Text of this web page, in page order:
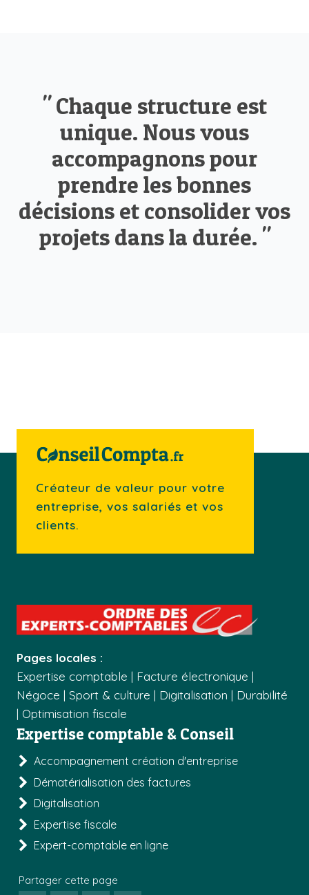
" Chaque structure est
unique. Nous vous
accompagnons pour
prendre les bonnes
décisions et consolider vos
projets dans la durée. "
Créateur de valeur pour votre
entreprise, vos salariés et vos
clients.
Pages locales :
Expertise comptable | Facture électronique |
Négoce | Sport & culture | Digitalisation | Durabilité
| Optimisation fiscale
Expertise comptable & Conseil
Accompagnement création d'entreprise
Dématérialisation des factures
Digitalisation
Expertise fiscale
Expert-comptable en ligne
Partager cette page